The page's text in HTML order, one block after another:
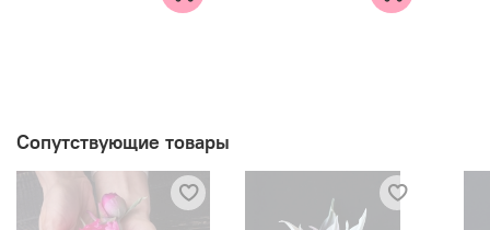
Сопутствующие товары